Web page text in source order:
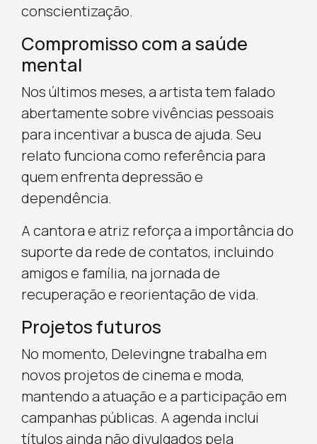
conscientização.
Compromisso com a saúde
mental
Nos últimos meses, a artista tem falado
abertamente sobre vivências pessoais
para incentivar a busca de ajuda. Seu
relato funciona como referência para
quem enfrenta depressão e
dependência.
A cantora e atriz reforça a importância do
suporte da rede de contatos, incluindo
amigos e família, na jornada de
recuperação e reorientação de vida.
Projetos futuros
No momento, Delevingne trabalha em
novos projetos de cinema e moda,
mantendo a atuação e a participação em
campanhas públicas. A agenda inclui
títulos ainda não divulgados pela